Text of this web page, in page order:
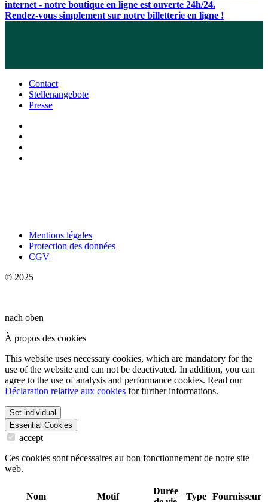
internet - notre boutique en ligne est ouverte 24h/24.
Rendez-vous simplement sur notre billetterie en ligne !
Contact
Stellenangebote
Presse
Mentions légales
Protection des données
CGV
© 2025
nach oben
À propos des cookies
This website uses necessary cookies, which are mandatory for the
use of the website and can not be deactivated. In addition, you can
agree to the use of analysis and performance cookies. Read our
Déclaration relative aux cookies for further informations.
Set individual
Essential Cookies
accept
Ces cookies sont nécessaires au bon fonctionnement de notre site
web.
Nom Motif
Durée
Type Fournisseur